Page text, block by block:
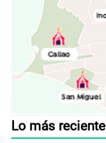
Lo más reciente